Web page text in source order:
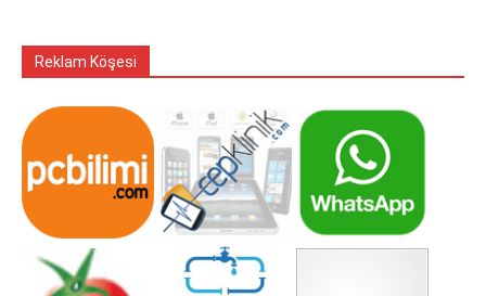
Reklam Köşesi